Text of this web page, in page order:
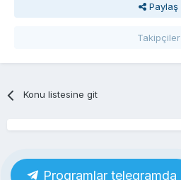
Paylaş
Takipçiler
Konu listesine git
Proqramlar telegramda